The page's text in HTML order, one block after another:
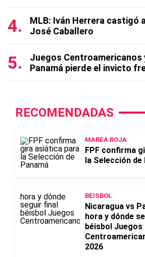
MLB: Iván Herrera castigó
José Caballero
Juegos Centroamericanos
Panamá pierde el invicto
RECOMENDADAS
MAREA ROJA
FPF confirma
la Selección de
BEISBOL
Nicaragua vs
hora y dónde
béisbol Juegos
2026